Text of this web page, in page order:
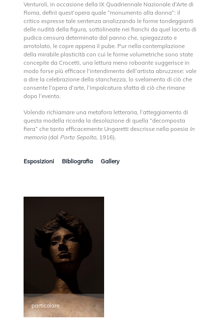
Venturoli, in occasione della IX Quadriennale Nazionale d’Arte di
Roma, definì quest’opera quale “monumento alla donna”: il
critico espresse tale sentenza analizzando le forme tondeggianti
delle nudità della figura, sottolineate nei fianchi da quel lacerto di
pudica censura determinato dal panno che, spiegazzato e
arrotolato, le copre appena il pube. Pur nella contemplazione
della mirabile plasticità con cui le forme volumetriche sono state
concepite da Crocetti, una lettura meno roboante suggerisce in
modo forse più efficace l’intendimento dell’artista abruzzese: vale
a dire la celebrazione della stanchezza, lo svelamento di ciò che
consente l’opera d’arte, l’impalcatura sfatta di ciò che rimane
dopo l’evento.
Volendo richiamare una metafora letteraria, l’atteggiamento di
questa modella ricorda la desolazione di quella “decomposta
fiera” che tanto efficacemente Ungaretti descrisse nella poesia In
memoria(dal Porto Sepolto, 1916).
Esposizioni Bibliografia Gallery
particolare